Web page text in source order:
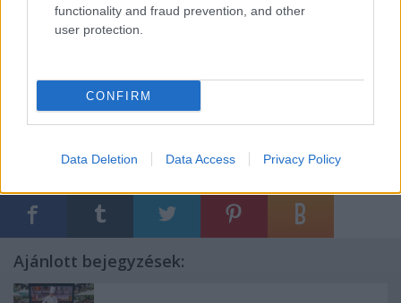
functionality and fraud prevention, and other
user protection.
CONFIRM
Data Deletion Data Access Privacy Policy
A héten indul még egy játék, 5 x 2 belépőt lehet nyerni a
Konyhakiállításra, és írok még az ott levő programokról
Címkék:budapest játék programajánló 2015 konyhakiállítás
Ajánlott bejegyzések: